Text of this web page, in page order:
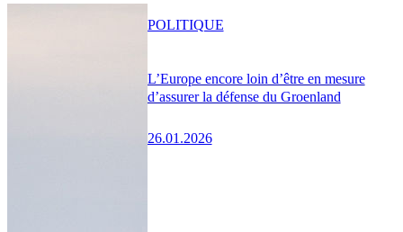
L’Europe encore loin d’être en mesure
d’assurer la défense du Groenland
26.01.2026
POLITIQUE